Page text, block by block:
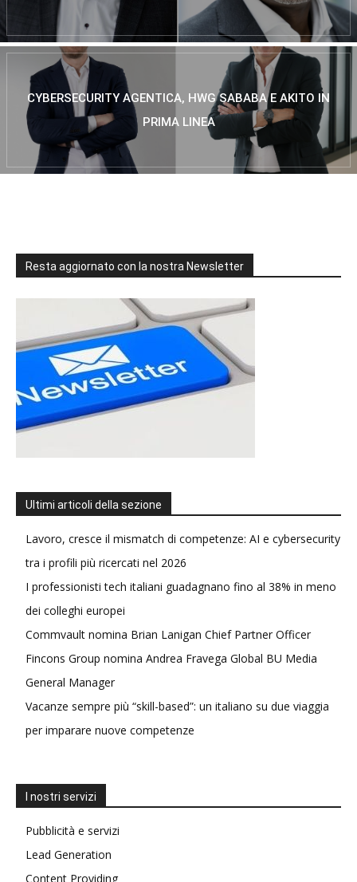
CYBERSECURITY AGENTICA, HWG SABABA E AKITO IN
PRIMA LINEA
Resta aggiornato con la nostra Newsletter
Ultimi articoli della sezione
Lavoro, cresce il mismatch di competenze: AI e cybersecurity
tra i profili più ricercati nel 2026
I professionisti tech italiani guadagnano fino al 38% in meno
dei colleghi europei
Commvault nomina Brian Lanigan Chief Partner Officer
Fincons Group nomina Andrea Fravega Global BU Media
General Manager
Vacanze sempre più “skill-based”: un italiano su due viaggia
per imparare nuove competenze
I nostri servizi
Pubblicità e servizi
Lead Generation
Content Providing